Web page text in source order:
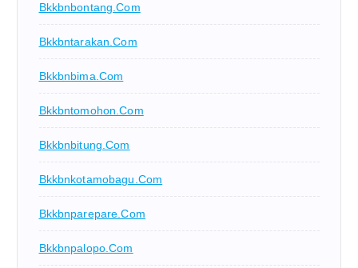
Bkkbnbontang.com
Bkkbntarakan.com
Bkkbnbima.com
Bkkbntomohon.com
Bkkbnbitung.com
Bkkbnkotamobagu.com
Bkkbnparepare.com
Bkkbnpalopo.com